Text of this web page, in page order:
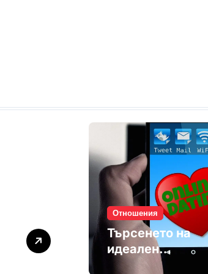
Отношения
Търсенето на
идеален
партньор е